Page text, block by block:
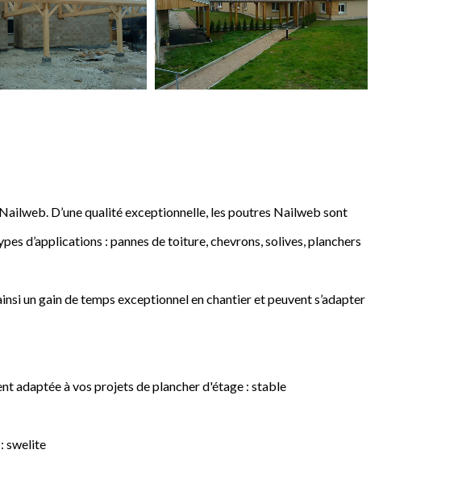
D’une qualité exceptionnelle, les poutres Nailweb sont
d’applications : pannes de toiture, chevrons, solives, planchers
un gain de temps exceptionnel en chantier et peuvent s’adapter
adaptée à vos projets de plancher d'étage : stable
swelite